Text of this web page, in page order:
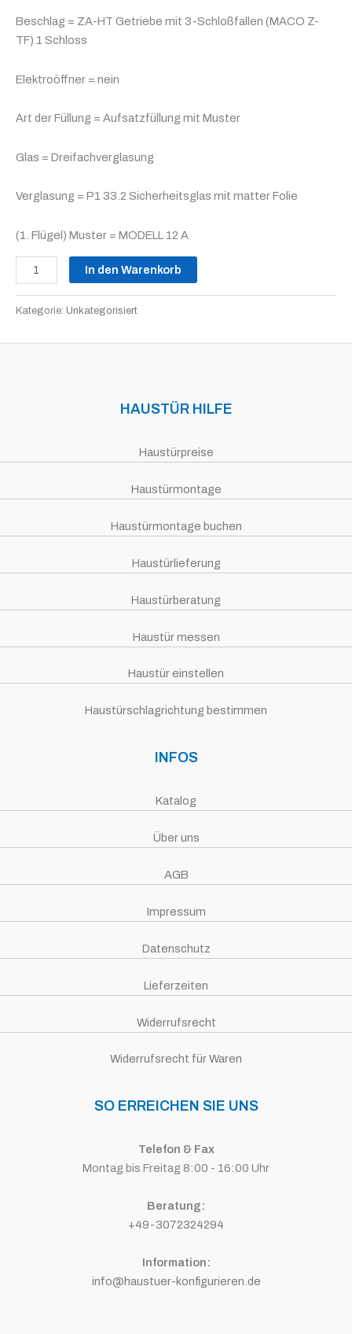
Beschlag = ZA-HT Getriebe mit 3-Schloßfallen (MACO Z-
TF) 1 Schloss
Elektroöffner = nein
Art der Füllung = Aufsatzfüllung mit Muster
Glas = Dreifachverglasung
Verglasung = P1 33.2 Sicherheitsglas mit matter Folie
(1. Flügel) Muster = MODELL 12 A
In den Warenkorb
Kategorie: Unkategorisiert
HAUSTÜR HILFE
Haustürpreise
Haustürmontage
Haustürmontage buchen
Haustürlieferung
Haustürberatung
Haustür messen
Haustür einstellen
Haustürschlagrichtung bestimmen
INFOS
Katalog
Über uns
AGB
Impressum
Datenschutz
Lieferzeiten
Widerrufsrecht
Widerrufsrecht für Waren
SO ERREICHEN SIE UNS
Telefon & Fax
Montag bis Freitag 8:00 - 16:00 Uhr
Beratung:
+49-3072324294
Information:
info@haustuer-konfigurieren.de